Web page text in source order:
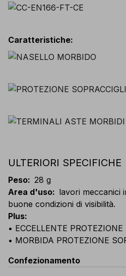
Caratteristiche:
ULTERIORI SPECIFICHE
Peso: 28 g
Area d'uso: lavori meccanici
buone condizioni di visibilità.
Plus:
• ECCELLENTE
• MORBIDA PROTEZIONE
Confezionamento